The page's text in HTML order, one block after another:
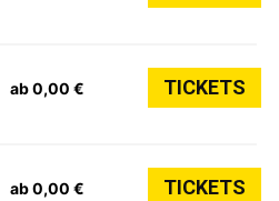
ab 0,00 € TICKETS
ab 0,00 € TICKETS